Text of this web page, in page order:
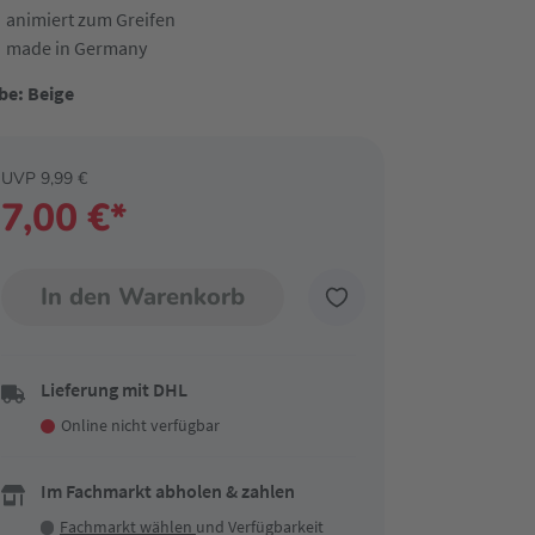
animiert zum Greifen
made in Germany
Beige
7,00 €*
UVP 9,99 €
In den Warenkorb
Lieferung mit DHL
Online nicht verfügbar
Im Fachmarkt abholen & zahlen
Fachmarkt wählen und Verfügbarkeit